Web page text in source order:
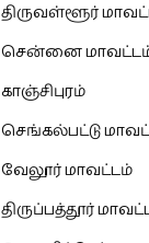
திருவள்ளூர்
சென்னை
காஞ்சிபுரம்
செங்கல்பட்டு
வேலூர் மாவட்டம்
திருப்பத்தூர்